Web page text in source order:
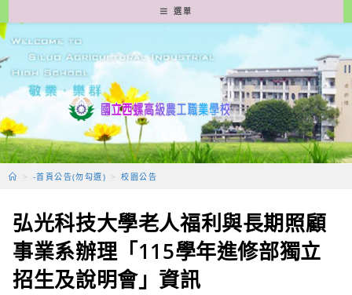
轉
至
要
容
選單
> -首頁公告(勿勾選) > 校園公告
弘光科技大學老人福利與長期照顧
事業系辦理「115學年進修部獨立
招生及說明會」資訊